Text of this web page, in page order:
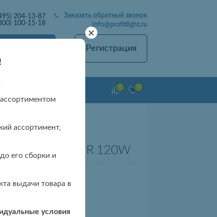
204-13-87
100-15-18
Заказать обратный звонок
info@profitlight.ru
Регистрация
0 0
8308 CHR 120W
+
ассортимент,
его сборки и
выдачи товара в
условия